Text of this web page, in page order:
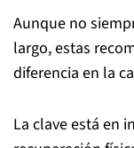
Aunque no
largo, estas
diferencia en la
La clave está en